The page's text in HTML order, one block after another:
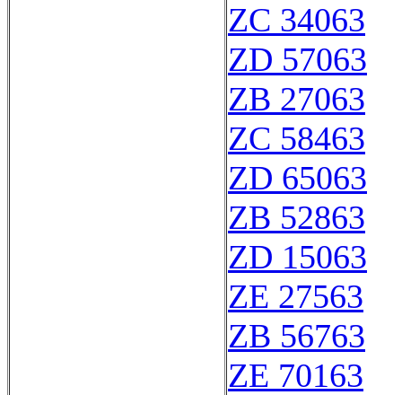
ZC 34063
ZD 57063
ZB 27063
ZC 58463
ZD 65063
ZB 52863
ZD 15063
ZE 27563
ZB 56763
ZE 70163